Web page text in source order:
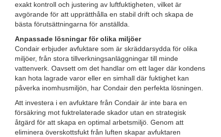
exakt kontroll och justering av luftfuktigheten, vilket är
avgörande för att upprätthålla en stabil drift och skapa de
bästa förutsättningarna för anställda.
Anpassade lösningar för olika miljöer
Condair erbjuder avfuktare som är skräddarsydda för olika
miljöer, från stora tillverkningsanläggningar till minde
vattenverk. Oavsett om det handlar om ett lager där kondens
kan hota lagrade varor eller en simhall där fuktighet kan
påverka inomhusmiljön, har Condair den perfekta lösningen.
Att investera i en avfuktare från Condair är inte bara en
försäkring mot fuktrelaterade skador utan en strategisk
åtgärd för att skapa en optimal arbetsmiljö. Genom att
eliminera överskottsfukt från luften skapar avfuktaren